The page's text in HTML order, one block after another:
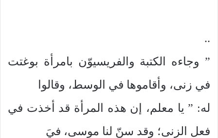
..
” وجاءه الكتبة والفريسيوّن بامرأة بوغتت
في زنى، وأقاموها في الوسط، وقالوا
له: ” يا معلم، إن هذه المرأة قد أخذت في
فعل الزنى؛ وقد سنّ لنا موسى، فيَ